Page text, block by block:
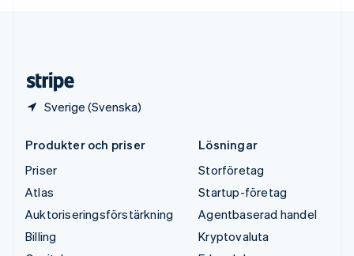
Sverige (Svenska)
Produkter och priser
Priser
Atlas
Auktoriseringsförstärkning
Billing
Lösningar
Storföretag
Startup-företag
Agentbaserad handel
Kryptovaluta